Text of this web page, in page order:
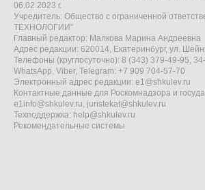
06.02.2023 г.
Учредитель: Общество с ограниченной
ТЕХНОЛОГИИ"
Главный редактор: Малкова Марина Андреевна
Адрес редакции: 620014, Екатеринбург, ул.
Телефоны (круглосуточно): 8 (343) 379-49-95,
WhatsApp, Viber, Telegram: +7 909 704-57-70
Электронный адрес редакции: e1@shkulev.ru
Контактные данные для Роскомнадзора и
e1info@shkulev.ru, juristekat@shkulev.ru
Техподдержка: help@shkulev.ru
Рекомендательные системы